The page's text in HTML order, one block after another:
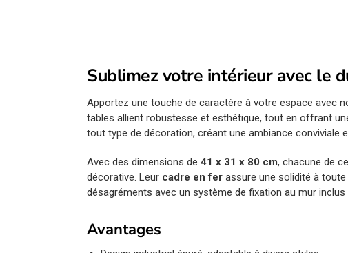
Sublimez votre intérieur avec le
Apportez une touche de caractère à votre espace avec
tables allient robustesse et esthétique, tout en offrant
tout type de décoration, créant une ambiance conviviale
Avec des dimensions de41 x 31 x 80 cm, chacune de
décorative. Leur cadre en fer assure une solidité à
désagréments avec un système de fixation au mur
Avantages